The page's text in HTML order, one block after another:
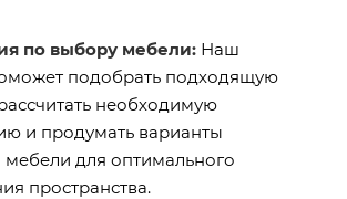
по выбору мебели: Наш
подобрать подходящую
необходимую
и продумать варианты
мебели для оптимального
пространства.